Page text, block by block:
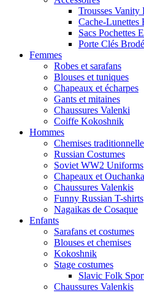
Trousses Vanity
Cache-Lunettes
Sacs Pochettes
Porte Clés
Femmes
Robes et sarafans
Blouses et tuniques
Chapeaux et écharpes
Gants et mitaines
Chaussures Valenki
Coiffe Kokoshnik
Hommes
Chemises
Russian Costumes
Soviet WW2 Uniforms
Chapeaux et
Chaussures Valenkis
Funny Russian T-shirts
Nagaikas de Cosaque
Enfants
Sarafans et costumes
Blouses et chemises
Kokoshnik
Stage costumes
Slavic Folk
Chaussures Valenkis